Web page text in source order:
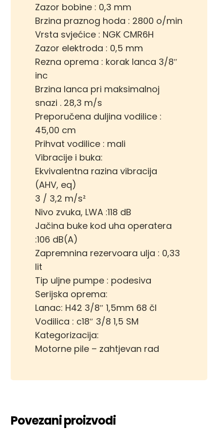
Zazor bobine : 0,3 mm
Brzina praznog hoda : 2800 o/min
Vrsta svjećice : NGK CMR6H
Zazor elektroda : 0,5 mm
Rezna oprema : korak lanca 3/8″
inc
Brzina lanca pri maksimalnoj
snazi . 28,3 m/s
Preporučena duljina vodilice :
45,00 cm
Prihvat vodilice : mali
Vibracije i buka:
Ekvivalentna razina vibracija
(AHV, eq)
3 / 3,2 m/s²
Nivo zvuka, LWA :118 dB
Jačina buke kod uha operatera
:106 dB(A)
Zapremnina rezervoara ulja : 0,33
lit
Tip uljne pumpe : podesiva
Serijska oprema:
Lanac: H42 3/8″ 1,5mm 68 čl
Vodilica : c18″ 3/8 1,5 SM
Kategorizacija:
Motorne pile – zahtjevan rad
Povezani proizvodi